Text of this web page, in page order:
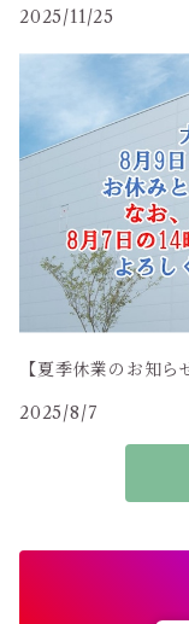
2025/11/25
【夏季休業のお知ら
2025/8/7